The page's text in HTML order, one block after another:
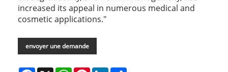
increased its appeal in numerous medical and
cosmetic applications."
envoyer une demande